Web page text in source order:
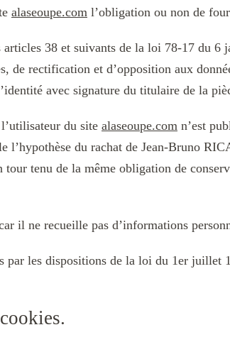
alaseoupe.com l’obligation ou non de
38 et suivants de la loi 78-17 du
de rectification et d’opposition aux
avec signature du titulaire de la
du site alaseoupe.com n’est
l’hypothèse du rachat de Jean-Bruno
tour tenu de la même obligation de
il ne recueille pas d’informations
par les dispositions de la loi du 1er